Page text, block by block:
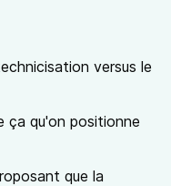
versus le
ça qu'on positionne
que la